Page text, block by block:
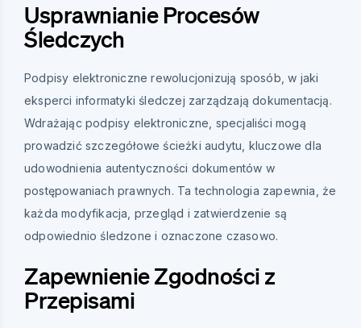
Usprawnianie Procesów
Śledczych
Podpisy elektroniczne rewolucjonizują sposób, w jaki
eksperci informatyki śledczej zarządzają dokumentacją.
Wdrażając podpisy elektroniczne, specjaliści mogą
prowadzić szczegółowe ścieżki audytu, kluczowe dla
udowodnienia autentyczności dokumentów w
postępowaniach prawnych. Ta technologia zapewnia, że
każda modyfikacja, przegląd i zatwierdzenie są
odpowiednio śledzone i oznaczone czasowo.
Zapewnienie Zgodności z
Przepisami